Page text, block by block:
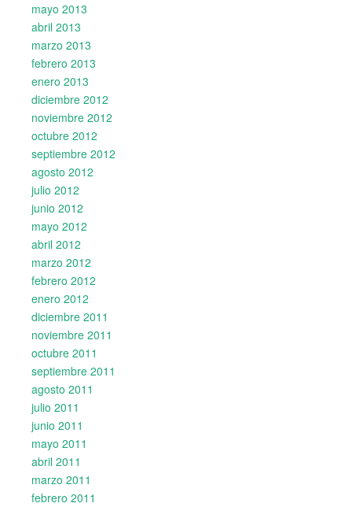
mayo 2013
abril 2013
marzo 2013
febrero 2013
enero 2013
diciembre 2012
noviembre 2012
octubre 2012
septiembre 2012
agosto 2012
julio 2012
junio 2012
mayo 2012
abril 2012
marzo 2012
febrero 2012
enero 2012
diciembre 2011
noviembre 2011
octubre 2011
septiembre 2011
agosto 2011
julio 2011
junio 2011
mayo 2011
abril 2011
marzo 2011
febrero 2011